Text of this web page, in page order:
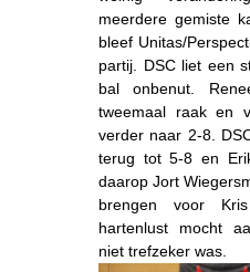
meerdere gemiste
bleef Unitas/
partij. DSC liet een
bal onbenut.
tweemaal raak en
verder naar 2-8.
terug tot 5-8 en
daarop Jort
brengen voor
hartenlust mocht
niet trefzeker was.